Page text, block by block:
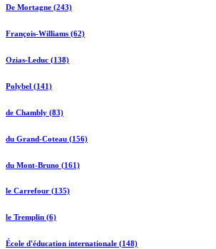
De Mortagne (243)
François-Williams (62)
Ozias-Leduc (138)
Polybel (141)
de Chambly (83)
du Grand-Coteau (156)
du Mont-Bruno (161)
le Carrefour (135)
le Tremplin (6)
École d'éducation internationale (148)